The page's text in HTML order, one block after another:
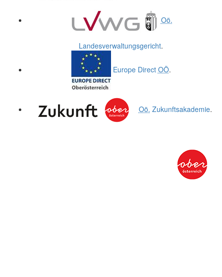
Oö.
Landesverwaltungsgericht.
Europe Direct OÖ.
Oö. Zukunftsakademie.